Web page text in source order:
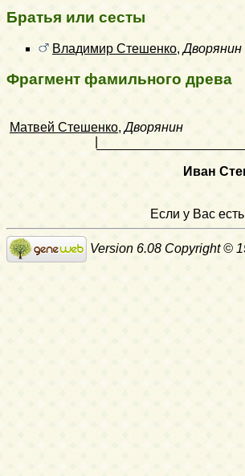
Братья или сесты
Владимир Стешенко,Дворянин
Фрагмент фамильного древа
Матвей Стешенко,Дворянин
Иван
Если у Вас
Version 6.08 Copyright ©